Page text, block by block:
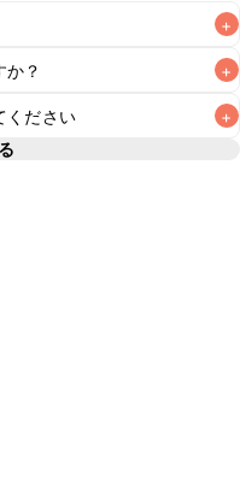
+
くお早めにお召し上が
？ +
中、冷凍で1週間が目安
凍し、生地が扱いやす
ください +